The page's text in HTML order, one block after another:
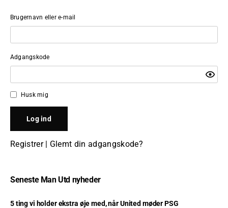
Brugernavn eller e-mail
Adgangskode
Husk mig
Registrer| Glemt din adgangskode?
Seneste Man Utd nyheder
5 ting vi holder ekstra øje med, når United møder PSG